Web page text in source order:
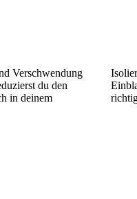
Verschwendung
du den
in deinem